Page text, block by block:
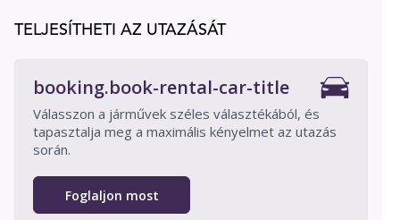
TELJESÍTHETI AZ UTAZÁSÁT
booking.book-rental-car-title
Válasszon a járművek széles választékából, és
tapasztalja meg a maximális kényelmet az utazás
során.
Foglaljon most